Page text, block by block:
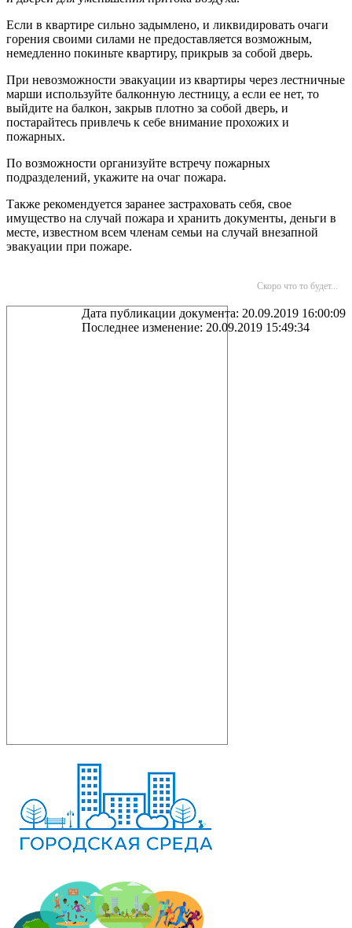
Если в квартире сильно задымлено, и ликвидировать очаги
горения своими силами не предоставляется возможным,
немедленно покиньте квартиру, прикрыв за собой дверь.
При невозможности эвакуации из квартиры через лестничные
марши используйте балконную лестницу, а если ее нет, то
выйдите на балкон, закрыв плотно за собой дверь, и
постарайтесь привлечь к себе внимание прохожих и
пожарных.
По возможности организуйте встречу пожарных
подразделений, укажите на очаг пожара.
Также рекомендуется заранее застраховать себя, свое
имущество на случай пожара и хранить документы, деньги в
месте, известном всем членам семьи на случай внезапной
эвакуации при пожаре.
Скоро что то будет...
Дата публикации документа: 20.09.2019 16:00:09
Последнее изменение: 20.09.2019 15:49:34